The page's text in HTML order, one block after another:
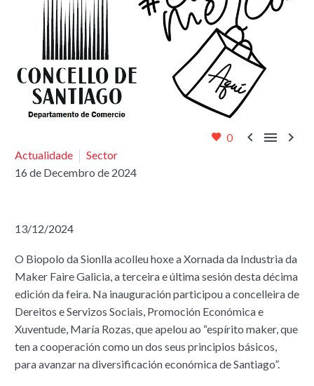
0   
Actualidade
Sector
16 de Decembro de 2024
13/12/2024
O Biopolo da Sionlla acolleu hoxe a Xornada da Industria da
Maker Faire Galicia, a terceira e última sesión desta décima
edición da feira. Na inauguración participou a concelleira de
Dereitos e Servizos Sociais, Promoción Económica e
Xuventude, María Rozas, que apelou ao “espírito maker, que
ten a cooperación como un dos seus principios básicos,
para avanzar na diversificación económica de Santiago”.